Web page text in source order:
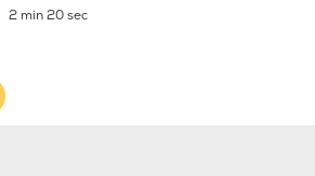
2 min 20 sec